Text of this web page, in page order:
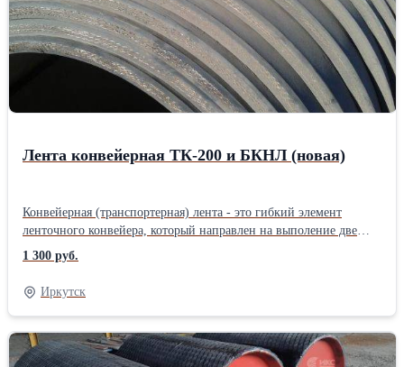
Лента конвейерная ТК-200 и БКНЛ (новая)
Конвейерная (транспортерная) лента - это гибкий элемент
ленточного конвейера, который направлен на выполение две
функции: грузонесущую и тяговую. Конвейерная лента
представляет собой прорезиненную ленту на тканевой или
тросовой основе. Конвейерная лента предназначена для
перемещения груза в горизонтальном, вертикальном и
наклонном направлениях.Производитель: Собственное
производство Тип по назначению: Общего назначения
Материал: Резинотканевая
1 300 руб.
Иркутск